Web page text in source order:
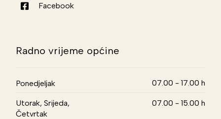
Facebook
Radno vrijeme općine
Ponedjeljak 07.00 - 17.00 h
Utorak, Srijeda,
Četvrtak
07.00 - 15.00 h